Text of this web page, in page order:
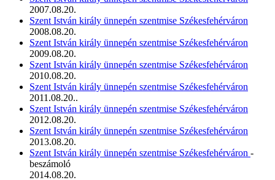
2007.08.20.
Szent István király ünnepén szentmise Székesfehérváron
2008.08.20.
Szent István király ünnepén szentmise Székesfehérváron
2009.08.20.
Szent István király ünnepén szentmise Székesfehérváron
2010.08.20.
Szent István király ünnepén szentmise Székesfehérváron
2011.08.20..
Szent István király ünnepén szentmise Székesfehérváron
2012.08.20.
Szent István király ünnepén szentmise Székesfehérváron
2013.08.20.
Szent István király ünnepén szentmise Székesfehérváron -
beszámoló
2014.08.20.